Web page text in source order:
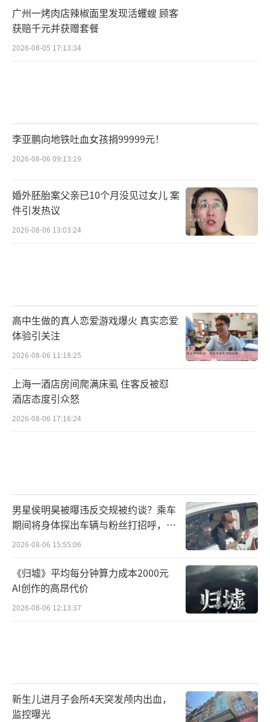
广州一烤肉店辣椒面里发现活蠼螋 顾客
获赔千元并获赠套餐
2026-08-05 17:13:34
李亚鹏向地铁吐血女孩捐99999元！
2026-08-06 09:13:19
婚外胚胎案父亲已10个月没见过女儿 案
件引发热议
2026-08-06 13:03:24
高中生做的真人恋爱游戏爆火 真实恋爱
体验引关注
2026-08-06 11:18:25
上海一酒店房间爬满床虱 住客反被怼
酒店态度引众怒
2026-08-06 17:16:24
男星侯明昊被曝违反交规被约谈？乘车
期间将身体探出车辆与粉丝打招呼，当
地交警回应
2026-08-06 15:55:06
《归墟》平均每分钟算力成本2000元
AI创作的高昂代价
2026-08-06 12:13:37
新生儿进月子会所4天突发颅内出血，
监控曝光